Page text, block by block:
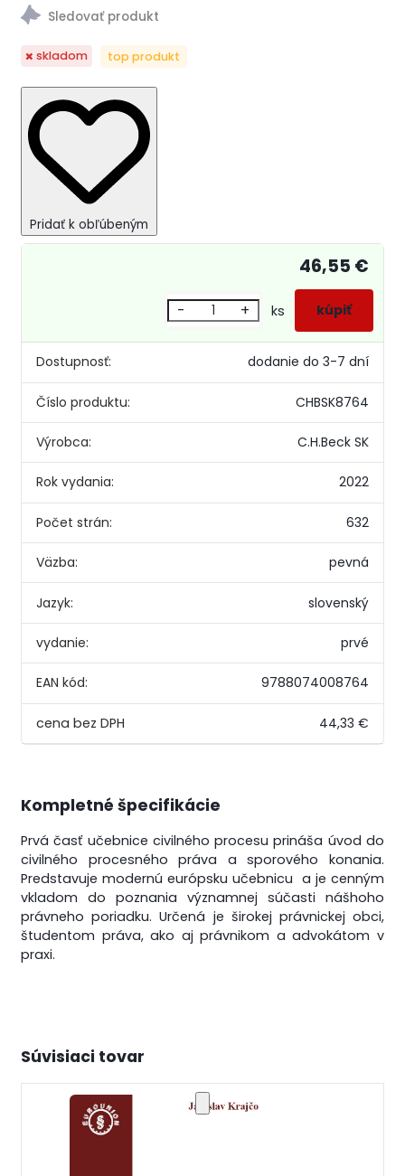
skladom top produkt
Pridať k obľúbeným
Dostupnosť: dodanie do 3-7 dní
Číslo produktu: CHBSK8764
Výrobca: C.H.Beck SK
Rok vydania: 2022
Počet strán: 632
Väzba: pevná
Jazyk: slovenský
vydanie: prvé
EAN kód: 9788074008764
44,33 €
46,55 €
- + ks
Kompletné špecifikácie
Prvá časť učebnice civilného procesu prináša úvod do
civilného procesného práva a sporového konania.
Predstavuje modernú európsku učebnicu a je cenným
vkladom do poznania významnej súčasti nášhoho
právneho poriadku. Určená je širokej právnickej obci,
študentom práva, ako aj právnikom a advokátom v
praxi.
Súvisiaci tovar